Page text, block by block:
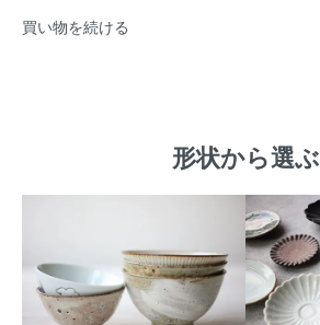
買い物を続ける
形状から選ぶ